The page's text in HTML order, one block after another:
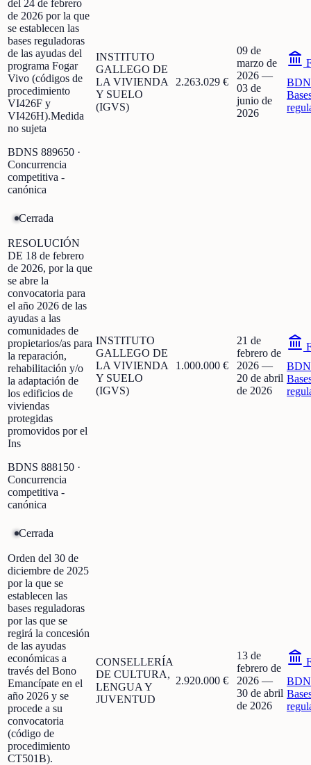
del 24 de febrero
de 2026 por la que
se establecen las
bases reguladoras
de las ayudas del
programa Fogar
Vivo (códigos de
procedimiento
VI426F y
VI426H).Medida
no sujeta
BDNS 889650 ·
Concurrencia
competitiva -
canónica
INSTITUTO
GALLEGO DE
LA VIVIENDA
Y SUELO
(IGVS)
2.263.029 €
09 de
marzo de
2026 —
03 de
junio de
2026
Cerrada
RESOLUCIÓN
DE 18 de febrero
de 2026, por la que
se abre la
convocatoria para
el año 2026 de las
ayudas a las
comunidades de
propietarios/as para
la reparación,
rehabilitación y/o
la adaptación de
los edificios de
viviendas
protegidas
promovidos por el
Ins
BDNS 888150 ·
Concurrencia
competitiva -
canónica
INSTITUTO
GALLEGO DE
LA VIVIENDA
Y SUELO
(IGVS)
1.000.000 €
21 de
febrero de
2026 —
20 de abril
de 2026
Cerrada
Orden del 30 de
diciembre de 2025
por la que se
establecen las
bases reguladoras
por las que se
regirá la concesión
de las ayudas
económicas a
través del Bono
Emancípate en el
año 2026 y se
procede a su
convocatoria
(código de
procedimiento
CT501B).
CONSELLERÍA
DE CULTURA,
LENGUA Y
JUVENTUD
2.920.000 €
13 de
febrero de
2026 —
30 de abril
de 2026